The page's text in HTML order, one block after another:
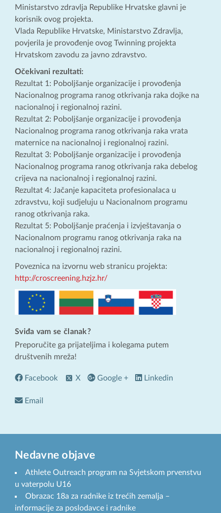
Ministarstvo zdravlja Republike Hrvatske glavni je
korisnik ovog projekta.
Vlada Republike Hrvatske, Ministarstvo Zdravlja,
povjerila je provođenje ovog Twinning projekta
Hrvatskom zavodu za javno zdravstvo.
Očekivani rezultati:
Rezultat 1: Poboljšanje organizacije i provođenja
Nacionalnog programa ranog otkrivanja raka dojke na
nacionalnoj i regionalnoj razini.
Rezultat 2: Poboljšanje organizacije i provođenja
Nacionalnog programa ranog otkrivanja raka vrata
maternice na nacionalnoj i regionalnoj razini.
Rezultat 3: Poboljšanje organizacije i provođenja
Nacionalnog programa ranog otkrivanja raka debelog
crijeva na nacionalnoj i regionalnoj razini.
Rezultat 4: Jačanje kapaciteta profesionalaca u
zdravstvu, koji sudjeluju u Nacionalnom programu
ranog otkrivanja raka.
Rezultat 5: Poboljšanje praćenja i izvještavanja o
Nacionalnom programu ranog otkrivanja raka na
nacionalnoj i regionalnoj razini.
Poveznica na izvornu web stranicu projekta:
http://croscreening.hzjz.hr/
Sviđa vam se članak?
Preporučite ga prijateljima i kolegama putem
društvenih mreža!
Facebook X Google + Linkedin
Email
Nedavne objave
Athlete Outreach program na Svjetskom prvenstvu
u vaterpolu U16
Obrazac 18a za radnike iz trećih zemalja –
informacije za poslodavce i radnike